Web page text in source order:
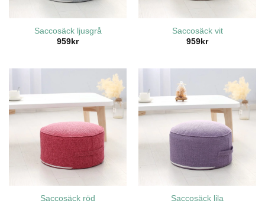
Saccosäck ljusgrå
959 kr
Saccosäck vit
959 kr
Saccosäck röd
Saccosäck lila